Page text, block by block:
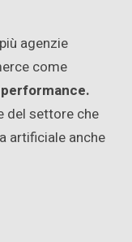
agenzie
come
performance.
del settore che
artificiale anche